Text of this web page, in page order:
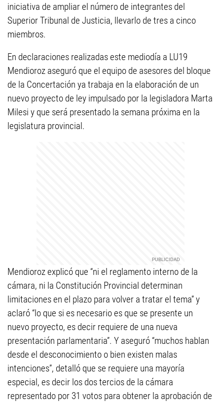
iniciativa de ampliar el número de integrantes del
Superior Tribunal de Justicia, llevarlo de tres a cinco
miembros.
En declaraciones realizadas este mediodía a LU19
Mendioroz aseguró que el equipo de asesores del bloque
de la Concertación ya trabaja en la elaboración de un
nuevo proyecto de ley impulsado por la legisladora Marta
Milesi y que será presentado la semana próxima en la
legislatura provincial.
Mendioroz explicó que “ni el reglamento interno de la
cámara, ni la Constitución Provincial determinan
limitaciones en el plazo para volver a tratar el tema” y
aclaró “lo que si es necesario es que se presente un
nuevo proyecto, es decir requiere de una nueva
presentación parlamentaria”. Y aseguró “muchos hablan
desde el desconocimiento o bien existen malas
intenciones”, detalló que se requiere una mayoría
especial, es decir los dos tercios de la cámara
representado por 31 votos para obtener la aprobación de